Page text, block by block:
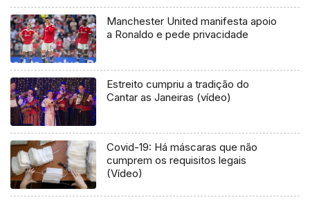
Manchester United manifesta apoio
a Ronaldo e pede privacidade
Estreito cumpriu a tradição do
Cantar as Janeiras (vídeo)
Covid-19: Há máscaras que não
cumprem os requisitos legais
(Vídeo)